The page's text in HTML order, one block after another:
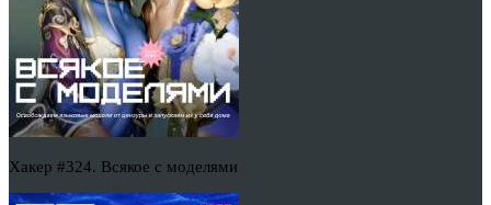
Хакер #324. Всякое с моделями